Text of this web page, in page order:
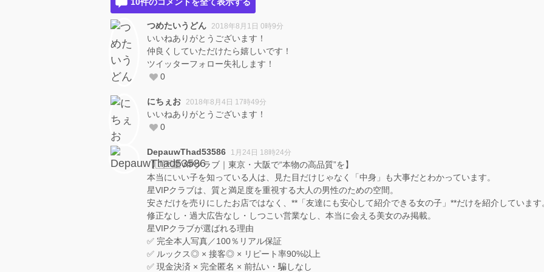
つめたいうどん 2018年8月1日 0時9分
いいねありがとうございます！
仲良くしていただけたら嬉しいです！
ツイッターフォロー失礼します！
0
にちぇお 2018年8月4日 17時49分
いいねありがとうございます！
0
DepauwThad53586 1月24日 18時24分
【🇯🇵星VIPクラブ｜東京・大阪で“本物の高品質”を】
本当にいい子を知っている人は、見た目だけじゃなく「中身」も大事だとわかっています。
星VIPクラブは、質と満足度を重視する大人の男性のための空間。
安さだけを売りにしたお店ではなく、**「友達にも安心して紹介できる女の子」**だけを紹介しています
修正なし・過大広告なし・しつこい営業なし、本当に会える美女のみ掲載。
星VIPクラブが選ばれる理由
✅ 完全本人写真／100％リアル保証
✅ ルックス◎ × 接客◎ × リピート率90%以上
✅ 現金決済 × 完全匿名 × 前払い・騙しなし